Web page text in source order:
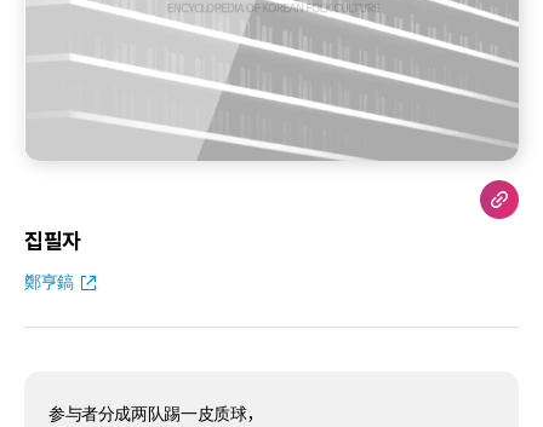
집필자
鄭亨鎬
参与者分成两队踢一皮质球，